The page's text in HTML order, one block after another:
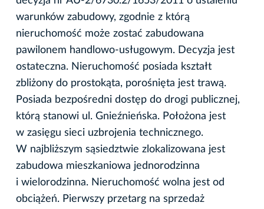
warunków zabudowy, zgodnie z którą
nieruchomość może zostać zabudowana
pawilonem handlowo-usługowym. Decyzja jest
ostateczna. Nieruchomość posiada kształt
zbliżony do prostokąta, porośnięta jest trawą.
Posiada bezpośredni dostęp do drogi publicznej,
którą stanowi ul. Gnieźnieńska. Położona jest
w zasięgu sieci uzbrojenia technicznego.
W najbliższym sąsiedztwie zlokalizowana jest
zabudowa mieszkaniowa jednorodzinna
i wielorodzinna. Nieruchomość wolna jest od
obciążeń. Pierwszy przetarg na sprzedaż